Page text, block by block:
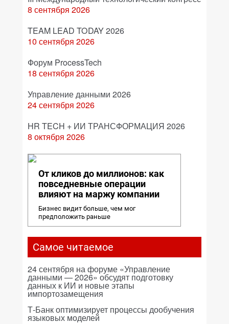
8 сентября 2026
TEAM LEAD TODAY 2026
10 сентября 2026
Форум ProcessTech
18 сентября 2026
Управление данными 2026
24 сентября 2026
HR TECH + ИИ ТРАНСФОРМАЦИЯ 2026
8 октября 2026
От кликов до миллионов: как
повседневные операции
влияют на маржу компании
Бизнес видит больше, чем мог
предположить раньше
Самое читаемое
24 сентября на форуме «Управление
данными — 2026» обсудят подготовку
данных к ИИ и новые этапы
импортозамещения
Т-Банк оптимизирует процессы дообучения
языковых моделей